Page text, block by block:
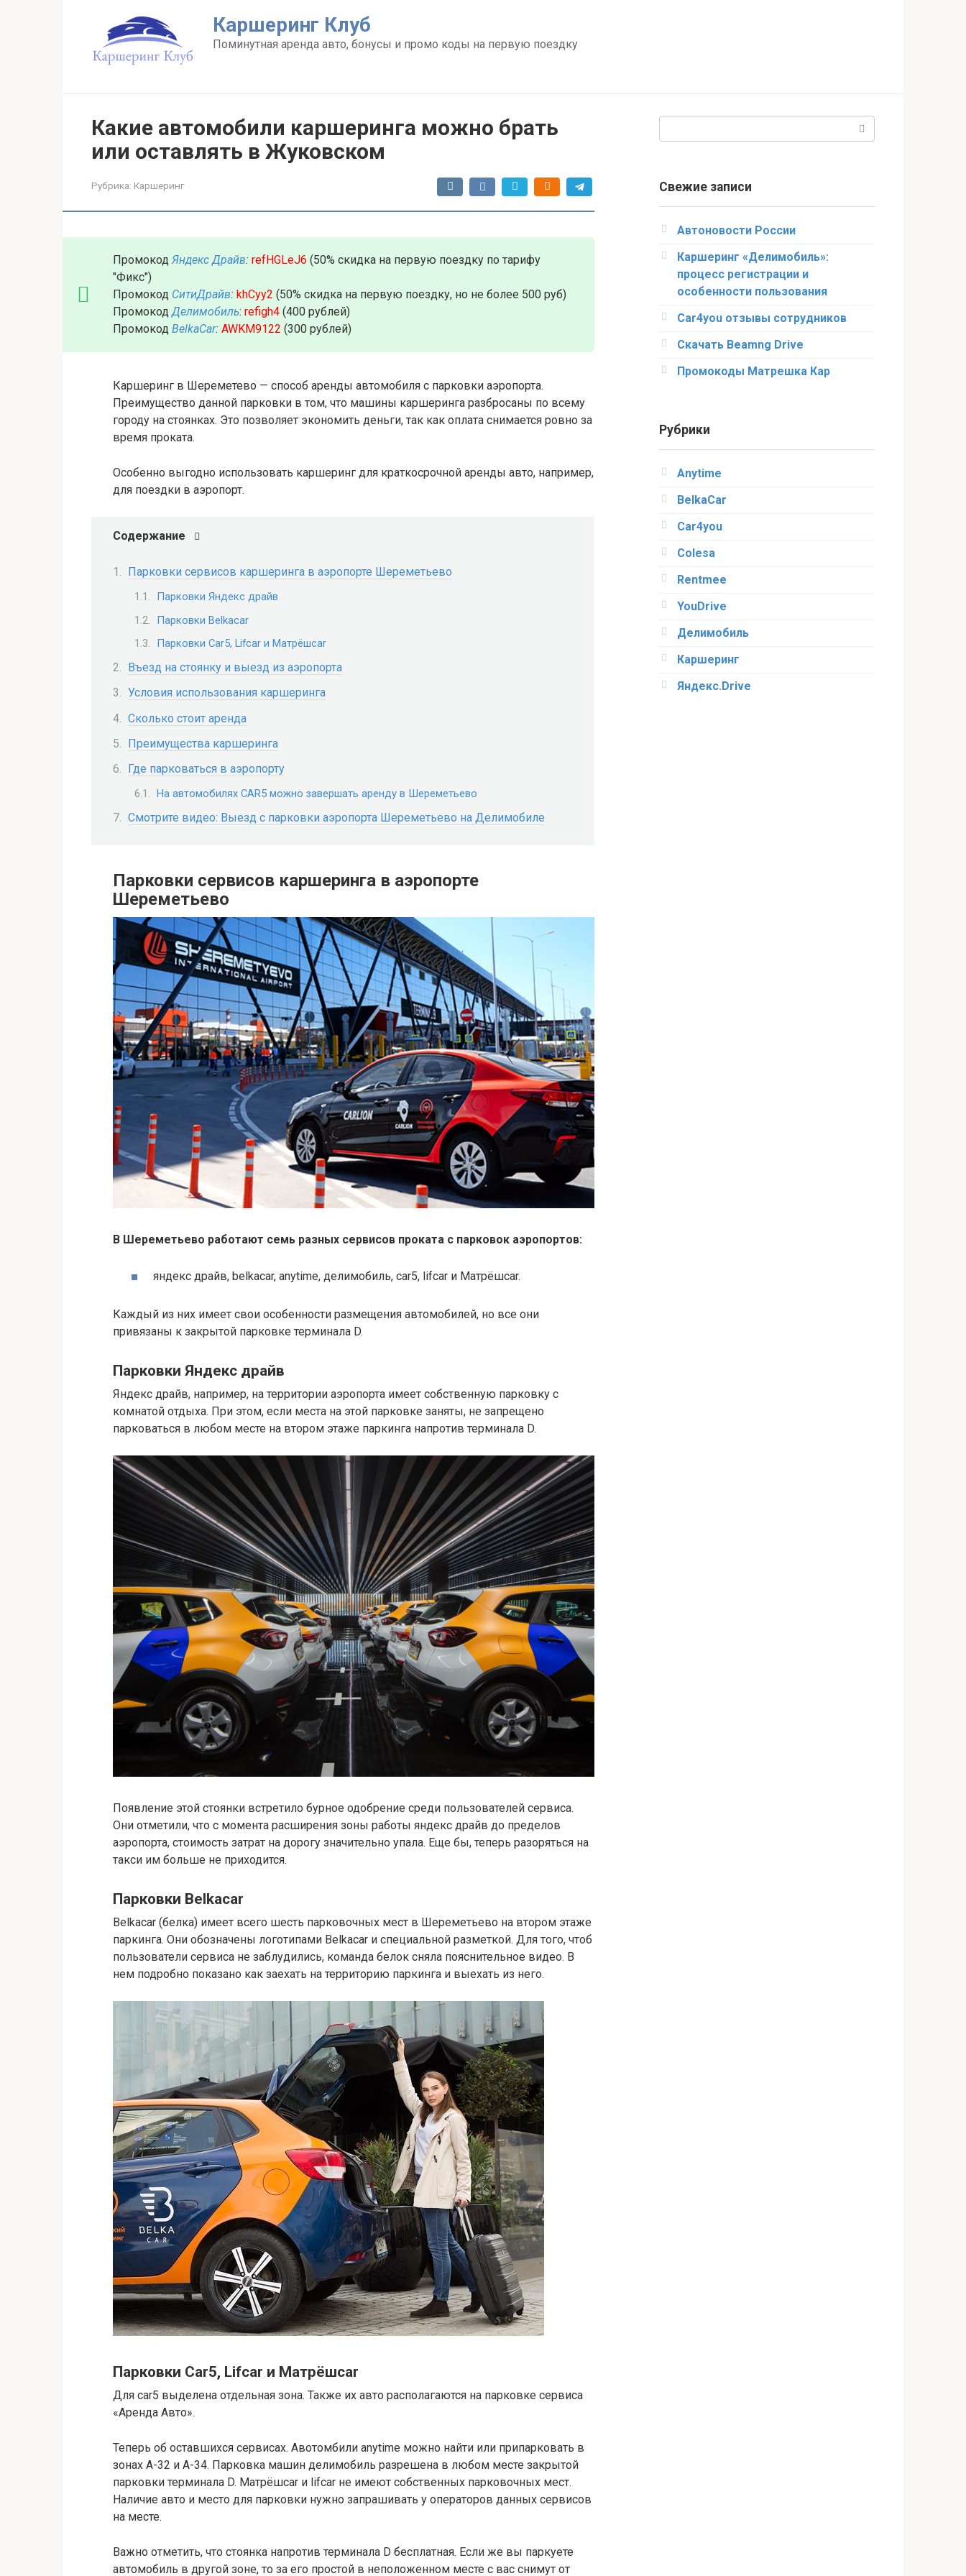
Каршеринг Клуб
Поминутная аренда авто, бонусы и промо коды на первую поездку
Какие автомобили каршеринга можно брать
или оставлять в Жуковском
Рубрика: Каршеринг
Промокод Яндекс Драйв: refHGLeJ6 (50% скидка на первую поездку по тарифу
"Фикс")
Промокод СитиДрайв: khCyy2 (50% скидка на первую поездку, но не более 500 руб)
ПромокодДелимобиль: refigh4 (400 рублей)
Промокод BelkaCar: AWKM9122 (300 рублей)
Каршеринг в Шереметево — способ аренды автомобиля с парковки аэропорта.
Преимущество данной парковки в том, что машины каршеринга разбросаны по всему
городу на стоянках. Это позволяет экономить деньги, так как оплата снимается ровно за
время проката.
Особенно выгодно использовать каршеринг для краткосрочной аренды авто, например,
для поездки в аэропорт.
Содержание
Парковки сервисов каршеринга в аэропорте Шереметьево
Парковки Яндекс драйв
Парковки Вelkacar
Парковки Car5, Lifcar и Матрёшcar
Въезд на стоянку и выезд из аэропорта
Условия использования каршеринга
Сколько стоит аренда
Преимущества каршеринга
Где парковаться в аэропорту
На автомобилях CAR5 можно завершать аренду в Шереметьево
Смотрите видео: Выезд с парковки аэропорта Шереметьево на Делимобиле
Парковки сервисов каршеринга в аэропорте
Шереметьево
В Шереметьево работают семь разных сервисов проката с парковок аэропортов:
яндекс драйв, belkacar, anytime, делимобиль, car5, lifcar и Матрёшcar.
Каждый из них имеет свои особенности размещения автомобилей, но все они
привязаны к закрытой парковке терминала D.
Парковки Яндекс драйв
Яндекс драйв, например, на территории аэропорта имеет собственную парковку с
комнатой отдыха. При этом, если места на этой парковке заняты, не запрещено
парковаться в любом месте на втором этаже паркинга напротив терминала D.
Появление этой стоянки встретило бурное одобрение среди пользователей сервиса.
Они отметили, что с момента расширения зоны работы яндекс драйв до пределов
аэропорта, стоимость затрат на дорогу значительно упала. Еще бы, теперь разоряться на
такси им больше не приходится.
Парковки Вelkacar
Вelkacar (белка) имеет всего шесть парковочных мест в Шереметьево на втором этаже
паркинга. Они обозначены логотипами Вelkacar и специальной разметкой. Для того, чтоб
пользователи сервиса не заблудились, команда белок сняла пояснительное видео. В
нем подробно показано как заехать на территорию паркинга и выехать из него.
Парковки Car5, Lifcar и Матрёшcar
Для car5 выделена отдельная зона. Также их авто располагаются на парковке сервиса
«Аренда Авто».
Теперь об оставшихся сервисах. Авотомбили аnytime можно найти или припарковать в
зонах А-32 и А-34. Парковка машин делимобиль разрешена в любом месте закрытой
парковки терминала D. Матрёшcar и lifcar не имеют собственных парковочных мест.
Наличие авто и место для парковки нужно запрашивать у операторов данных сервисов
на месте.
Важно отметить, что стоянка напротив терминала D бесплатная. Если же вы паркуете
автомобиль в другой зоне, то за его простой в неположенном месте с вас снимут от
Свежие записи
Автоновости России
Каршеринг «Делимобиль»:
процесс регистрации и
особенности пользования
Car4you отзывы сотрудников
Скачать Beamng Drive
Промокоды Матрешка Кар
Рубрики
Anytime
BelkaCar
Car4you
Colesa
Rentmee
YouDrive
Делимобиль
Каршеринг
Яндекс.Drive